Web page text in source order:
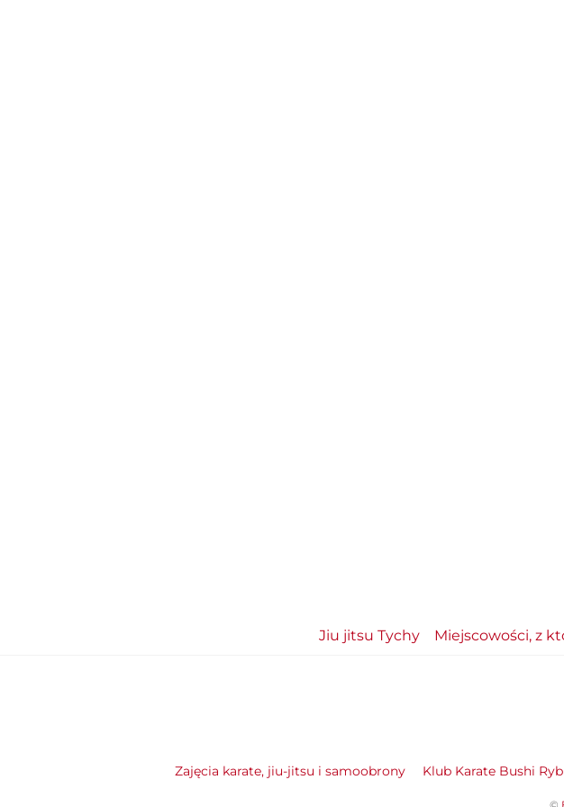
Jiu jitsu Tychy Miejscowości, z
Zajęcia karate, jiu-jitsu i samoobrony
Klub Karate Bushi